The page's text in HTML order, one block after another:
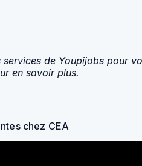
de Youpijobs pour
en savoir plus.
chez CEA